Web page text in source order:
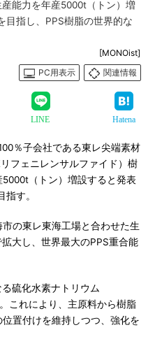
能力を年産5000t（トン）増
目指し、PPS樹脂の世界的な
[MONOist]
PC用表示
関連情報
LINE Hatena
％子会社である東レ尖端素材
フェニレンサルファイド）樹
（トン）増設すると発表
す。
の東レ東海工場と合わせた生
大し、世界最大のPPS重合能
硫化水素ナトリウム
これにより、主原料から樹脂
置付けを維持しつつ、強化を